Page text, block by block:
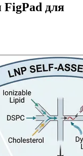
FigPad для